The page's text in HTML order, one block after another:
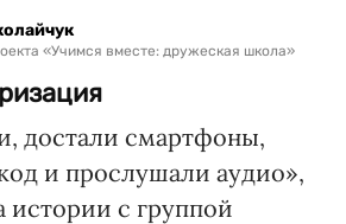
«Учимся вместе: дружеская школа»
достали смартфоны,
и прослушали аудио»,
истории с группой